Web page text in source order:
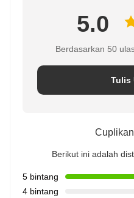
5.0
Berdasarkan 50
Tulis
Berikut ini adalah
5 bintang
4 bintang